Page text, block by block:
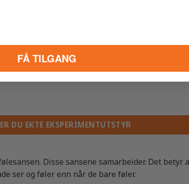
DU EKTE EKSPERIMENTUTSTYR
Disse sansene samarbeider. Det
ser og føler enn når de bare føler.
FÅ TILGANG